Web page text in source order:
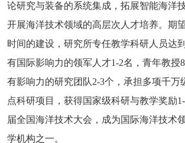
论研究与装备的系统集成，拓展智能海洋
开展海洋技术领域的高层次人才培养。期
时间的建设，研究所专任教学科研人员达
有国际影响力的领军人才1-2名，青年教授
有影响力的研究团队2-3个，承担多项千万
点科研项目，获得国家级科研与教学奖励
届全国海洋技术大会，成为国际海洋技术
学机构之一。